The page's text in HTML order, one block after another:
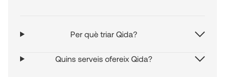
Per què triar Qida?
Quins serveis ofereix Qida?